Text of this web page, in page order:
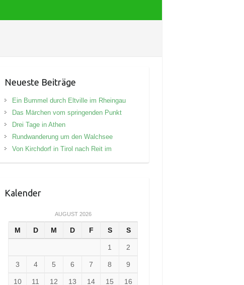
Neueste Beiträge
Ein Bummel durch Eltville im Rheingau
Das Märchen vom springenden Punkt
Drei Tage in Athen
Rundwanderung um den Walchsee
Von Kirchdorf in Tirol nach Reit im
Kalender
AUGUST 2026
M D M D F S S
1 2
3 4 5 6 7 8 9
10 11 12 13 14 15 16